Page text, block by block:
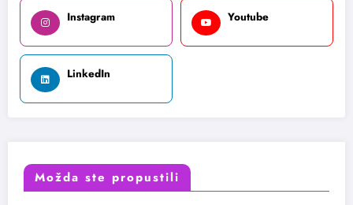
Instagram Youtube
LinkedIn
Možda ste propustili